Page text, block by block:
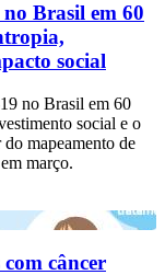
Brasil em 60
social
no Brasil em 60
social e o
mapeamento de
março.
câncer